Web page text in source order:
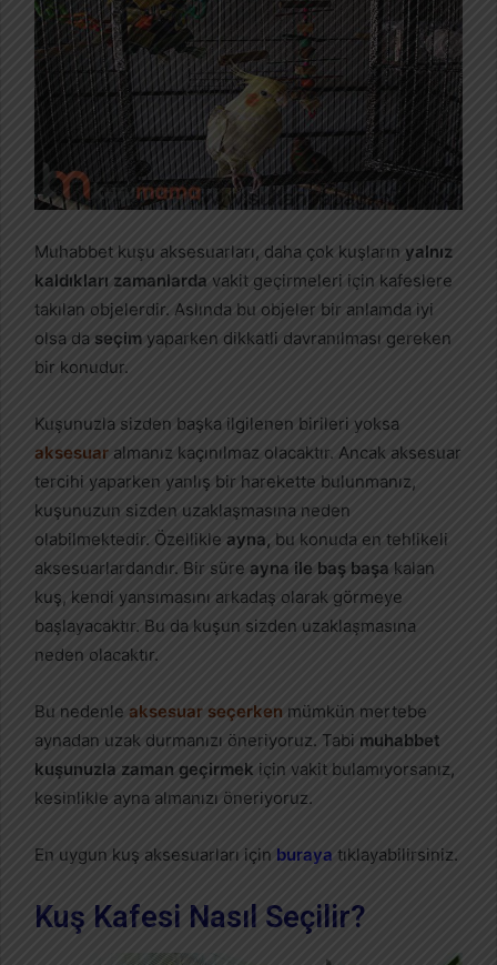
Muhabbet kuşu aksesuarları, daha çok kuşların yalnız
kaldıkları zamanlarda vakit geçirmeleri için kafeslere
takılan objelerdir. Aslında bu objeler bir anlamda iyi
olsa da seçim yaparken dikkatli davranılması gereken
bir konudur.
Kuşunuzla sizden başka ilgilenen birileri yoksa
aksesuar almanız kaçınılmaz olacaktır. Ancak aksesuar
tercihi yaparken yanlış bir harekette bulunmanız,
kuşunuzun sizden uzaklaşmasına neden
olabilmektedir. Özellikle ayna, bu konuda en tehlikeli
aksesuarlardandır. Bir süre ayna ile baş başa kalan
kuş, kendi yansımasını arkadaş olarak görmeye
başlayacaktır. Bu da kuşun sizden uzaklaşmasına
neden olacaktır.
Bu nedenle aksesuar seçerken mümkün mertebe
aynadan uzak durmanızı öneriyoruz. Tabi muhabbet
kuşunuzla zaman geçirmek için vakit bulamıyorsanız,
kesinlikle ayna almanızı öneriyoruz.
En uygun kuş aksesuarları için buraya tıklayabilirsiniz.
Kuş Kafesi Nasıl Seçilir?